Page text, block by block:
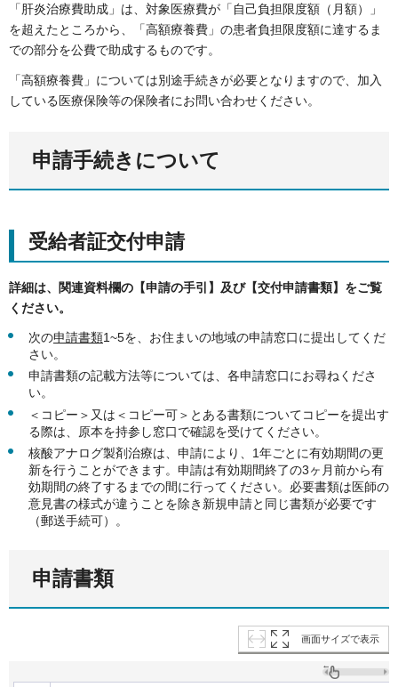
「肝炎治療費助成」は、対象医療費が「自己負担限度額（月額）」
を超えたところから、「高額療養費」の患者負担限度額に達するま
での部分を公費で助成するものです。
「高額療養費」については別途手続きが必要となりますので、加入
している医療保険等の保険者にお問い合わせください。
申請手続きについて
受給者証交付申請
詳細は、関連資料欄の【申請の手引】及び【交付申請書類】をご覧
ください。
次の申請書類1~5を、お住まいの地域の申請窓口に提出してくだ
さい。
申請書類の記載方法等については、各申請窓口にお尋ねくださ
い。
＜コピー＞又は＜コピー可＞とある書類についてコピーを提出す
る際は、原本を持参し窓口で確認を受けてください。
核酸アナログ製剤治療は、申請により、1年ごとに有効期間の更
新を行うことができます。申請は有効期間終了の3ヶ月前から有
効期間の終了するまでの間に行ってください。必要書類は医師の
意見書の様式が違うことを除き新規申請と同じ書類が必要です
（郵送手続可）。
申請書類
画面サイズで表示